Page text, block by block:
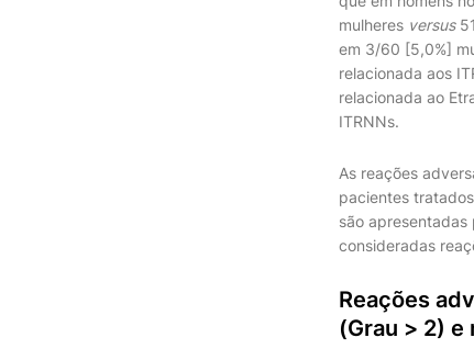
mulheres versus
em 3/60 [5,0%]
relacionada aos
relacionada ao
ITRNNs.
As reações
pacientes
são apresentadas
consideradas
Reações
(Grau > 2)